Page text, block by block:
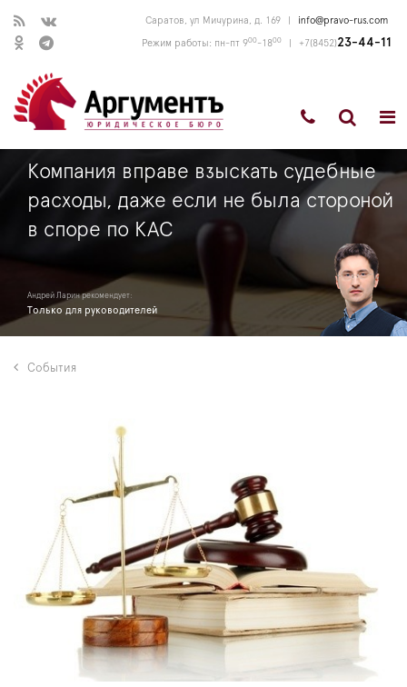
Саратов, ул Мичурина, д. 169 info@pravo-rus.com
Режим работы: пн-пт 900-1800 +7(8452)23-44-11
Компания вправе взыскать судебные
расходы, даже если не была стороной
в споре по КАС
Андрей Ларин рекомендует:
Только для руководителей
События